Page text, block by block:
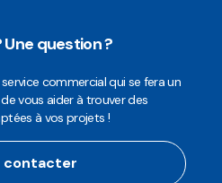
Une question ?
commercial qui se fera un
vous aider à trouver des
à vos projets !
contacter